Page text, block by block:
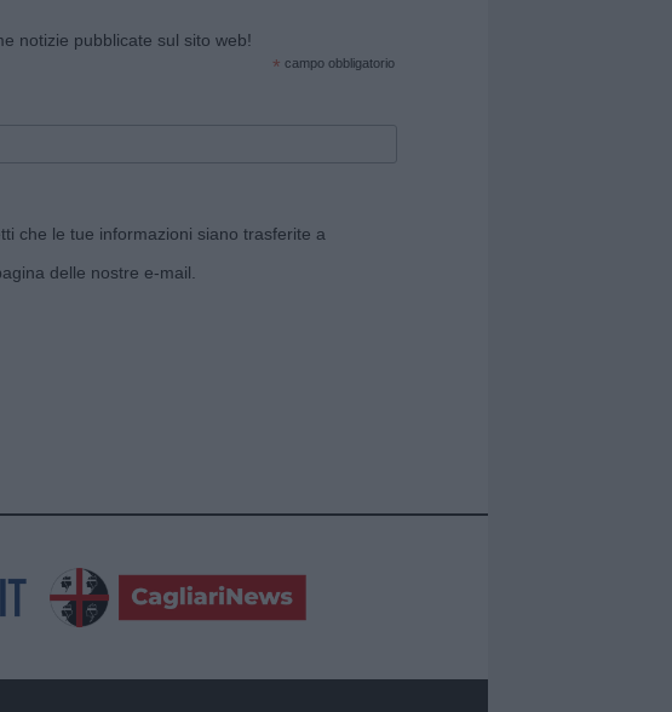
notizie pubblicate sul sito web!
* campo obbligatorio
che le tue informazioni siano trasferite a
delle nostre e-mail.